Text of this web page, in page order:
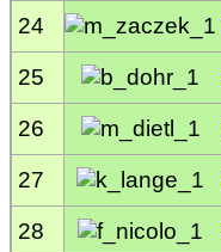
24
25
26
27
28